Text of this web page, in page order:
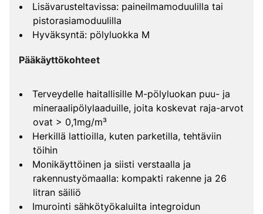
Lisävarusteltavissa: paineilmamoduulilla tai
pistorasiamoduulilla
Hyväksyntä: pölyluokka M
Pääkäyttökohteet
Terveydelle haitallisille M-pölyluokan puu- ja
mineraalipölylaaduille, joita koskevat raja-arvot
ovat > 0,1mg/m³
Herkillä lattioilla, kuten parketilla, tehtäviin
töihin
Monikäyttöinen ja siisti verstaalla ja
rakennustyömaalla: kompakti rakenne ja 26
litran säiliö
Imurointi sähkötyökaluilta integroidun